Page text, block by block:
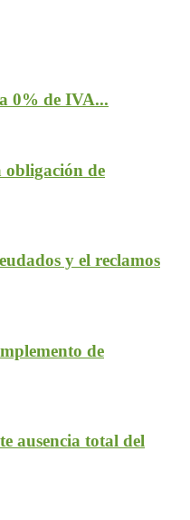
0% de IVA...
de
y el reclamos
de
ausencia total del